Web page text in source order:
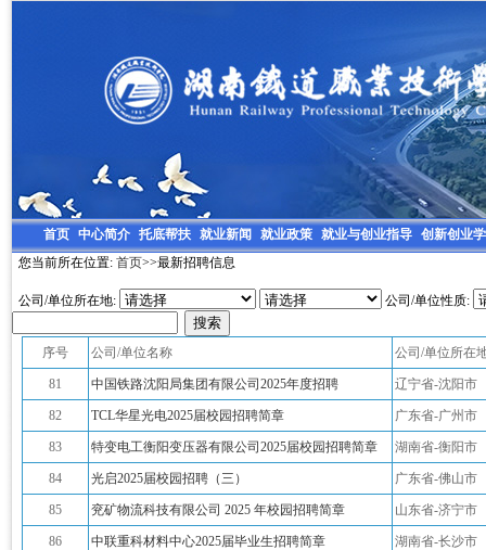
首页 中心简介 托底帮扶 就业新闻 就业政策 就业与创业指导 创新创业
您当前所在位置: 首页>>最新招聘信息
公司/单位所在地: 公司/单位性质:
序号 公司/单位名称 公司/单位所在
81 中国铁路沈阳局集团有限公司2025年度招聘 辽宁省-沈阳市
82 TCL华星光电2025届校园招聘简章 广东省-广州市
83 特变电工衡阳变压器有限公司2025届校园招聘简章 湖南省-衡阳市
84 光启2025届校园招聘（三） 广东省-佛山市
85 兖矿物流科技有限公司 2025 年校园招聘简章 山东省-济宁市
86 中联重科材料中心2025届毕业生招聘简章 湖南省-长沙市